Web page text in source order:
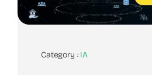
Category : IA